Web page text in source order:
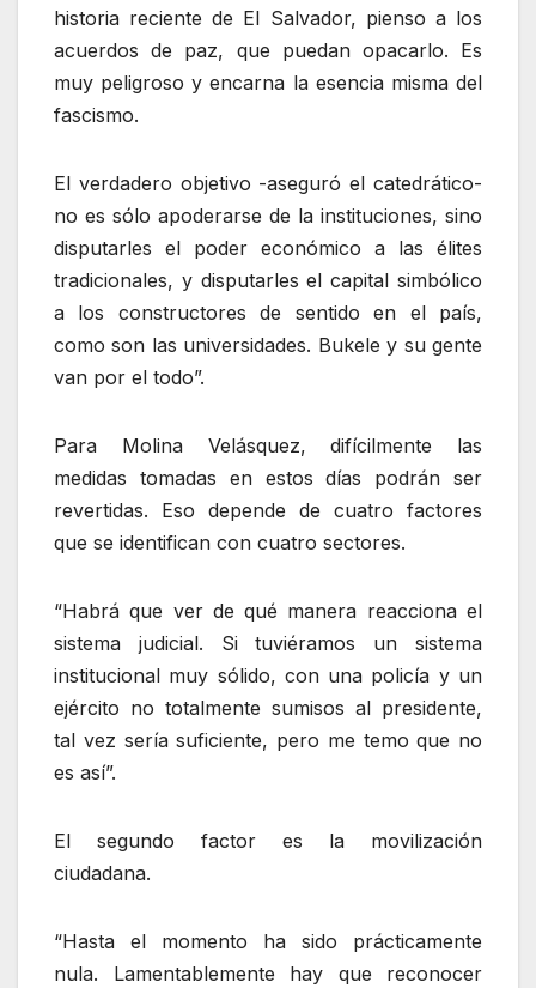
historia reciente de El Salvador, pienso a los
acuerdos de paz, que puedan opacarlo. Es
muy peligroso y encarna la esencia misma del
fascismo.
El verdadero objetivo -aseguró el catedrático-
no es sólo apoderarse de la instituciones, sino
disputarles el poder económico a las élites
tradicionales, y disputarles el capital simbólico
a los constructores de sentido en el país,
como son las universidades. Bukele y su gente
van por el todo”.
Para Molina Velásquez, difícilmente las
medidas tomadas en estos días podrán ser
revertidas. Eso depende de cuatro factores
que se identifican con cuatro sectores.
“Habrá que ver de qué manera reacciona el
sistema judicial. Si tuviéramos un sistema
institucional muy sólido, con una policía y un
ejército no totalmente sumisos al presidente,
tal vez sería suficiente, pero me temo que no
es así”.
El segundo factor es la movilización
ciudadana.
“Hasta el momento ha sido prácticamente
nula. Lamentablemente hay que reconocer